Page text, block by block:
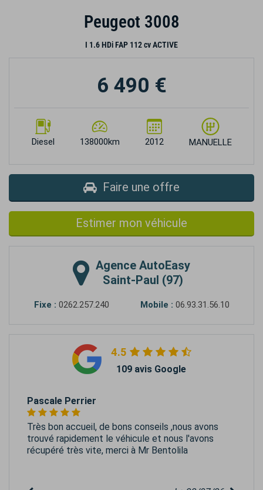
Peugeot 3008
I 1.6 HDi FAP 112 cv ACTIVE
Diesel 138000km 2012 MANUELLE
6 490 €
Faire une offre
Estimer mon véhicule
Agence AutoEasy
Saint-Paul (97)
Fixe : 0262.257.240 Mobile : 06.93.31.56.10
4.5
109 avis Google
Pascale Perrier
Très bon accueil, de bons conseils ,nous avons
trouvé rapidement le véhicule et nous l'avons
récupéré très vite, merci à Mr Bentolila